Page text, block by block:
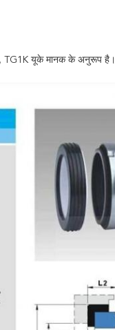
TG1K यूके मानक के अनुरूप है।